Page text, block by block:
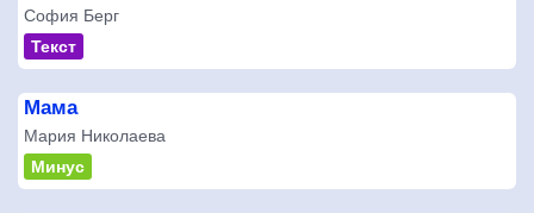
София Берг
Текст
Мама
Мария Николаева
Минус